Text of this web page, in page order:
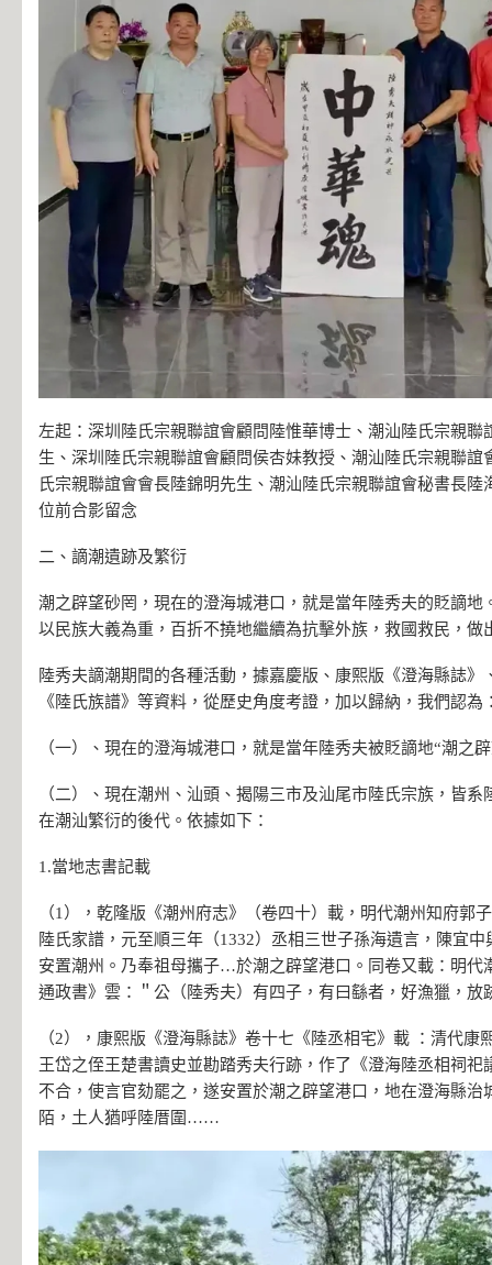
左起：深圳陸氏宗親聯誼會顧問陸惟華博士、潮汕陸氏宗親聯
生、深圳陸氏宗親聯誼會顧問侯杏妹教授、潮汕陸氏宗親聯誼
氏宗親聯誼會會長陸錦明先生、潮汕陸氏宗親聯誼會秘書長陸
位前合影留念
二、謫潮遺跡及繁衍
潮之辟望砂罔，現在的澄海城港口，就是當年陸秀夫的貶謫地
以民族大義為重，百折不撓地繼續為抗擊外族，救國救民，做
陸秀夫謫潮期間的各種活動，據嘉慶版、康熙版《澄海縣誌》
《陸氏族譜》等資料，從歷史角度考證，加以歸納，我們認為
（一）、現在的澄海城港口，就是當年陸秀夫被貶謫地“潮之
（二）、現在潮州、汕頭、揭陽三市及汕尾市陸氏宗族，皆
在潮汕繁衍的後代。依據如下：
1.當地志書記載
（1），乾隆版《潮州府志》（卷四十）載，明代潮州知府郭
陸氏家譜，元至順三年（1332）丞相三世子孫海遺言，陳宜
安置潮州。乃奉祖母攜子…於潮之辟望港口。同卷又載：明代
通政書》雲：＂公（陸秀夫）有四子，有曰繇者，好漁獵，
（2），康熙版《澄海縣誌》卷十七《陸丞相宅》載 ：清代康
王岱之侄王楚書讀史並勘踏秀夫行跡，作了《澄海陸丞相祠祀
不合，使言官劾罷之，遂安置於潮之辟望港口，地在澄海縣治
陌，土人猶呼陸厝圍……